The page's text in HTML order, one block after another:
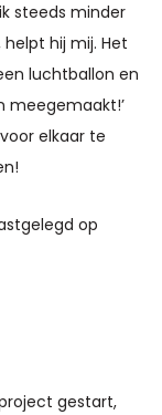
steeds minder
hij mij. Het
luchtballon en
meegemaakt!’
elkaar te
op
gestart,